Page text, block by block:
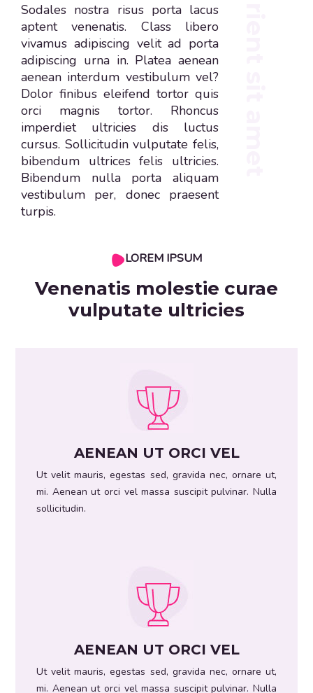
Sodales nostra risus porta lacus
aptent venenatis. Class libero
vivamus adipiscing velit ad porta
adipiscing urna in. Platea aenean
aenean interdum vestibulum vel?
Dolor finibus eleifend tortor quis
orci magnis tortor. Rhoncus
imperdiet ultricies dis luctus
cursus. Sollicitudin vulputate felis,
bibendum ultrices felis ultricies.
Bibendum nulla porta aliquam
vestibulum per, donec praesent
turpis.
LOREM IPSUM
Venenatis molestie curae
vulputate ultricies
AENEAN UT ORCI VEL
Ut velit mauris, egestas sed, gravida nec, ornare ut,
mi. Aenean ut orci vel massa suscipit pulvinar. Nulla
sollicitudin.
ornare ut, mi. Aenean ut orci vel massa suscipit
AENEAN UT ORCI VEL
Ut velit mauris, egestas sed, gravida nec, ornare ut,
mi. Aenean ut orci vel massa suscipit pulvinar. Nulla
Praesent blandit odio
Ut velit mauris, egestas sed, gravida nec,
ornare ut, mi. Aenean ut orci vel massa suscipit
pulvinar. Nulla sollicitudin.
Praesent blandit odio
Ut velit mauris, egestas sed, gravida nec,
ornare ut, mi. Aenean ut orci vel massa suscipit
pulvinar. Nulla sollicitudin.